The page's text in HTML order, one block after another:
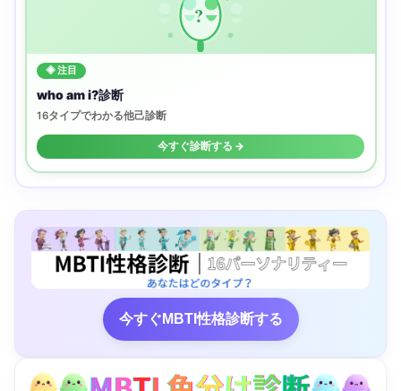
?
◈ 注目
who am i?診断
16タイプでわかる他己診断
今すぐ診断する →
今すぐMBTI性格診断する